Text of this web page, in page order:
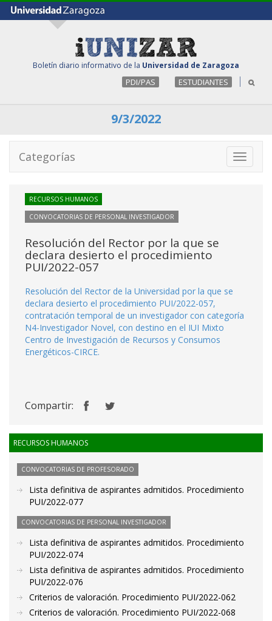
Boletín diario informativo de la Universidad de Zaragoza
PDI/PAS ESTUDIANTES
9/3/2022
Toggle
Categorías
RECURSOS HUMANOS
CONVOCATORIAS DE PERSONAL INVESTIGADOR
Resolución del Rector por la que se
declara desierto el procedimiento
PUI/2022-057
Resolución del Rector de la Universidad por la que se
declara desierto el procedimiento PUI/2022-057,
contratación temporal de un investigador con categoría
N4-Investigador Novel, con destino en el IUI Mixto
Centro de Investigación de Recursos y Consumos
Energéticos-CIRCE.
Compartir:
RECURSOS HUMANOS
CONVOCATORIAS DE PROFESORADO
Lista definitiva de aspirantes admitidos. Procedimiento
PUI/2022-077
CONVOCATORIAS DE PERSONAL INVESTIGADOR
Lista definitiva de aspirantes admitidos. Procedimiento
PUI/2022-074
Lista definitiva de aspirantes admitidos. Procedimiento
PUI/2022-076
Criterios de valoración. Procedimiento PUI/2022-062
Criterios de valoración. Procedimiento PUI/2022-068